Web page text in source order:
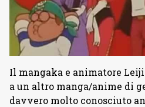
Il mangaka e animatore
a un altro manga/anime di
davvero molto conosciuto